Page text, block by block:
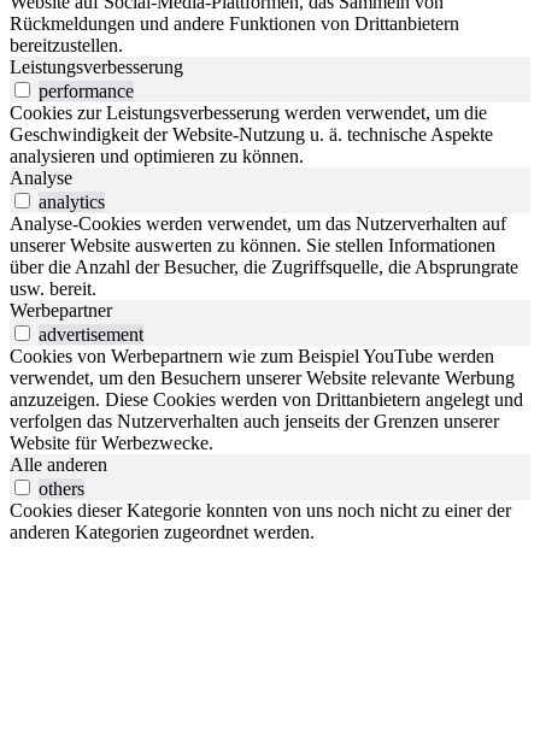
Rückmeldungen und andere Funktionen von Drittanbietern
bereitzustellen.
Leistungsverbesserung
performance
Cookies zur Leistungsverbesserung werden verwendet, um die
Geschwindigkeit der Website-Nutzung u. ä. technische Aspekte
analysieren und optimieren zu können.
Analyse
analytics
Analyse-Cookies werden verwendet, um das Nutzerverhalten auf
unserer Website auswerten zu können. Sie stellen Informationen
über die Anzahl der Besucher, die Zugriffsquelle, die Absprungrate
usw. bereit.
Werbepartner
advertisement
Cookies von Werbepartnern wie zum Beispiel YouTube werden
verwendet, um den Besuchern unserer Website relevante Werbung
anzuzeigen. Diese Cookies werden von Drittanbietern angelegt und
verfolgen das Nutzerverhalten auch jenseits der Grenzen unserer
Website für Werbezwecke.
Alle anderen
others
Cookies dieser Kategorie konnten von uns noch nicht zu einer der
anderen Kategorien zugeordnet werden.